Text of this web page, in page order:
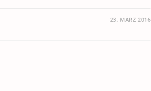
23. MÄRZ 2016